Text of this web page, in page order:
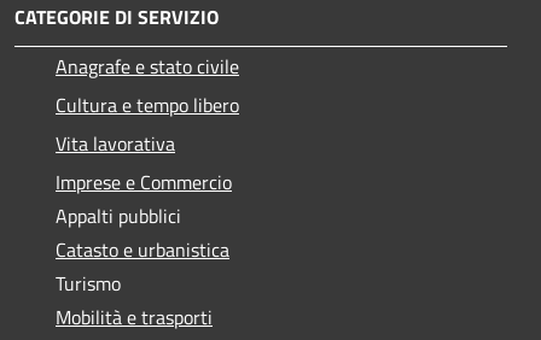
CATEGORIE DI SERVIZIO
Anagrafe e stato civile
Cultura e tempo libero
Vita lavorativa
Imprese e Commercio
Appalti pubblici
Catasto e urbanistica
Turismo
Mobilità e trasporti